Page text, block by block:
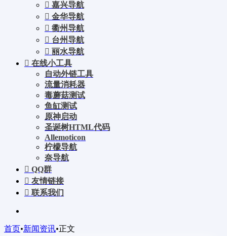
嘉兴导航
金华导航
衢州导航
台州导航
丽水导航
在线小工具
自动外链工具
流量消耗器
毒蘑菇测试
鱼缸测试
原神启动
圣诞树HTML代码
Allemoticon
柠檬导航
奈导航
QQ群
友情链接
联系我们
首页•新闻资讯•正文